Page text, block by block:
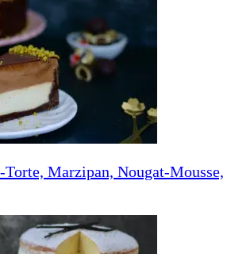
Marzipan, Nougat-Mousse,